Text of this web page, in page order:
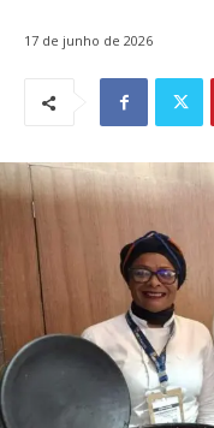
17 de junho de 2026